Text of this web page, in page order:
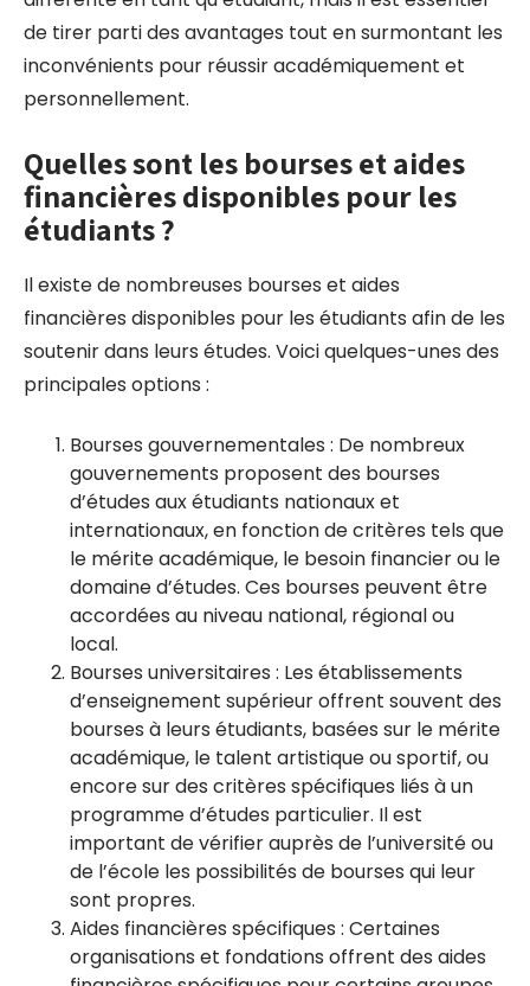
de tirer parti des avantages tout en surmontant les
inconvénients pour réussir académiquement et
personnellement.
Quelles sont les bourses et aides
financières disponibles pour les
étudiants ?
Il existe de nombreuses bourses et aides
financières disponibles pour les étudiants afin de les
soutenir dans leurs études. Voici quelques-unes des
principales options :
Bourses gouvernementales : De nombreux
gouvernements proposent des bourses
d’études aux étudiants nationaux et
internationaux, en fonction de critères tels que
le mérite académique, le besoin financier ou le
domaine d’études. Ces bourses peuvent être
accordées au niveau national, régional ou
local.
Bourses universitaires : Les établissements
d’enseignement supérieur offrent souvent des
bourses à leurs étudiants, basées sur le mérite
académique, le talent artistique ou sportif, ou
encore sur des critères spécifiques liés à un
programme d’études particulier. Il est
important de vérifier auprès de l’université ou
de l’école les possibilités de bourses qui leur
sont propres.
Aides financières spécifiques : Certaines
organisations et fondations offrent des aides